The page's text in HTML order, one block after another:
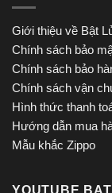
Giới thiệu về Bật
Chính sách bảo
Chính sách bảo
Chính sách vận
Hình thức thanh
Hướng dẫn mua
Mẫu khắc Zippo